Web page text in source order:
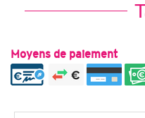
Moyens de paiement